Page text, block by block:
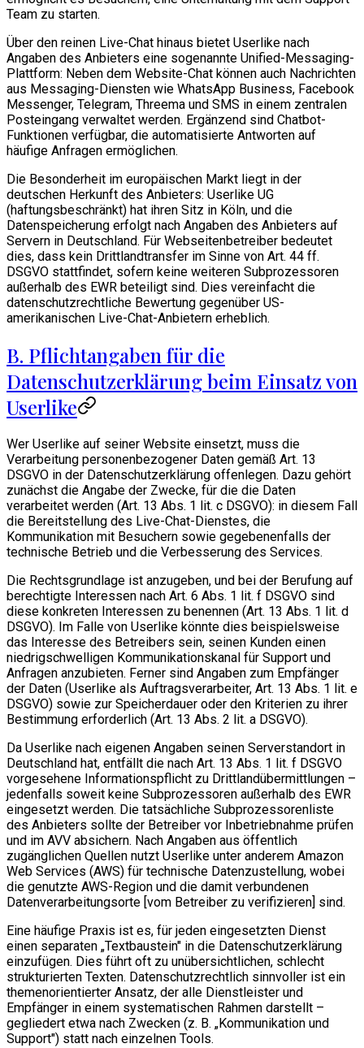
Team zu starten.
Über den reinen Live-Chat hinaus bietet Userlike nach
Angaben des Anbieters eine sogenannte Unified-Messaging-
Plattform: Neben dem Website-Chat können auch Nachrichten
aus Messaging-Diensten wie WhatsApp Business, Facebook
Messenger, Telegram, Threema und SMS in einem zentralen
Posteingang verwaltet werden. Ergänzend sind Chatbot-
Funktionen verfügbar, die automatisierte Antworten auf
häufige Anfragen ermöglichen.
Die Besonderheit im europäischen Markt liegt in der
deutschen Herkunft des Anbieters: Userlike UG
(haftungsbeschränkt) hat ihren Sitz in Köln, und die
Datenspeicherung erfolgt nach Angaben des Anbieters auf
Servern in Deutschland. Für Webseitenbetreiber bedeutet
dies, dass kein Drittlandtransfer im Sinne von Art. 44 ff.
DSGVO stattfindet, sofern keine weiteren Subprozessoren
außerhalb des EWR beteiligt sind. Dies vereinfacht die
datenschutzrechtliche Bewertung gegenüber US-
amerikanischen Live-Chat-Anbietern erheblich.
B. Pflichtangaben für die
Datenschutzerklärung beim Einsatz von
Userlike
Wer Userlike auf seiner Website einsetzt, muss die
Verarbeitung personenbezogener Daten gemäß Art. 13
DSGVO in der Datenschutzerklärung offenlegen. Dazu gehört
zunächst die Angabe der Zwecke, für die die Daten
verarbeitet werden (Art. 13 Abs. 1 lit. c DSGVO): in diesem Fall
die Bereitstellung des Live-Chat-Dienstes, die
Kommunikation mit Besuchern sowie gegebenenfalls der
technische Betrieb und die Verbesserung des Services.
Die Rechtsgrundlage ist anzugeben, und bei der Berufung auf
berechtigte Interessen nach Art. 6 Abs. 1 lit. f DSGVO sind
diese konkreten Interessen zu benennen (Art. 13 Abs. 1 lit. d
DSGVO). Im Falle von Userlike könnte dies beispielsweise
das Interesse des Betreibers sein, seinen Kunden einen
niedrigschwelligen Kommunikationskanal für Support und
Anfragen anzubieten. Ferner sind Angaben zum Empfänger
der Daten (Userlike als Auftragsverarbeiter, Art. 13 Abs. 1 lit. e
DSGVO) sowie zur Speicherdauer oder den Kriterien zu ihrer
Bestimmung erforderlich (Art. 13 Abs. 2 lit. a DSGVO).
Da Userlike nach eigenen Angaben seinen Serverstandort in
Deutschland hat, entfällt die nach Art. 13 Abs. 1 lit. f DSGVO
vorgesehene Informationspflicht zu Drittlandübermittlungen –
jedenfalls soweit keine Subprozessoren außerhalb des EWR
eingesetzt werden. Die tatsächliche Subprozessorenliste
des Anbieters sollte der Betreiber vor Inbetriebnahme prüfen
und im AVV absichern. Nach Angaben aus öffentlich
zugänglichen Quellen nutzt Userlike unter anderem Amazon
Web Services (AWS) für technische Datenzustellung, wobei
die genutzte AWS-Region und die damit verbundenen
Datenverarbeitungsorte [vom Betreiber zu verifizieren] sind.
Eine häufige Praxis ist es, für jeden eingesetzten Dienst
einen separaten „Textbaustein" in die Datenschutzerklärung
einzufügen. Dies führt oft zu unübersichtlichen, schlecht
strukturierten Texten. Datenschutzrechtlich sinnvoller ist ein
themenorientierter Ansatz, der alle Dienstleister und
Empfänger in einem systematischen Rahmen darstellt –
gegliedert etwa nach Zwecken (z. B. „Kommunikation und
Support") statt nach einzelnen Tools.